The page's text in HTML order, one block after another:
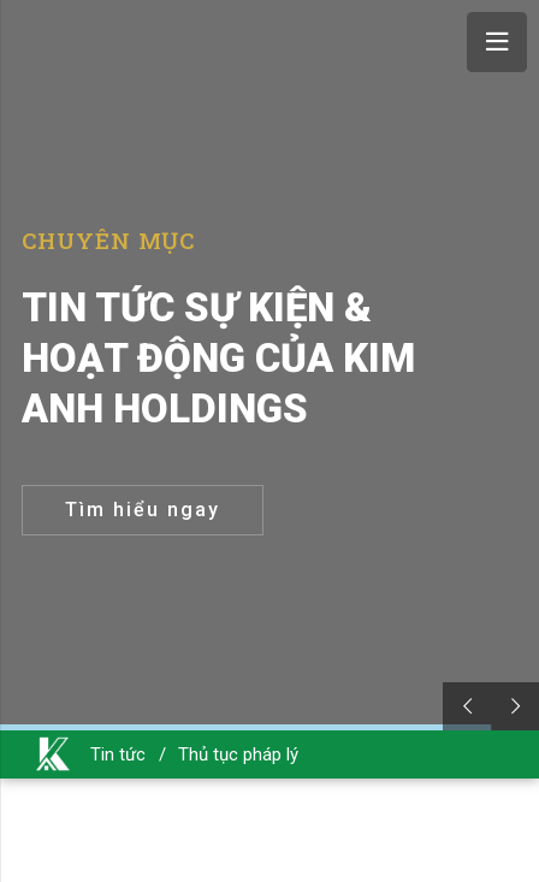
TIN TỨC SỰ KIỆN &
HOẠT ĐỘNG CỦA KIM
ANH HOLDINGS
CHUYÊN MỤC
Tìm hiểu ngay
Tin tức / Thủ tục pháp lý